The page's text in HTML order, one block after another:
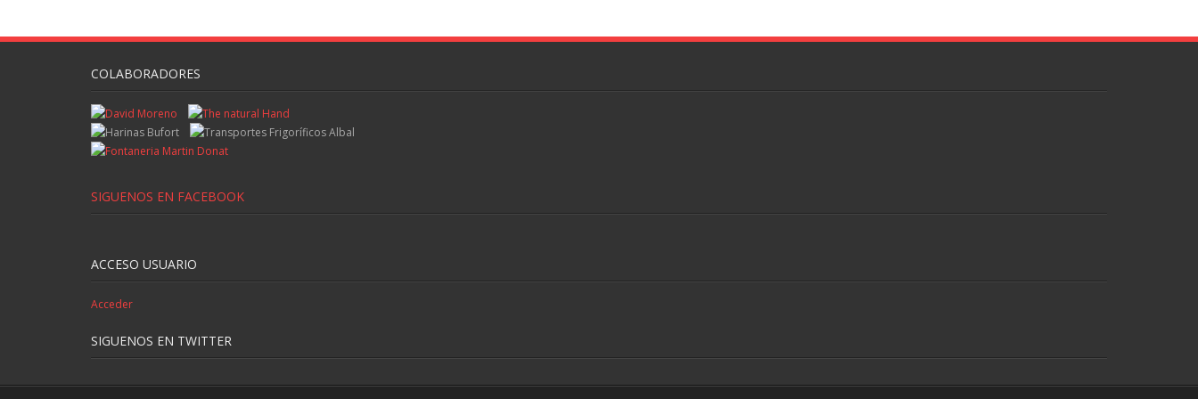
COLABORADORES
SIGUENOS EN FACEBOOK
ACCESO USUARIO
Acceder
SIGUENOS EN TWITTER